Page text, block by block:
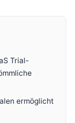
Trial-
ermöglicht